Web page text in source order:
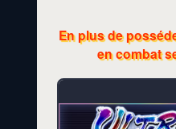
En plus de
en combat